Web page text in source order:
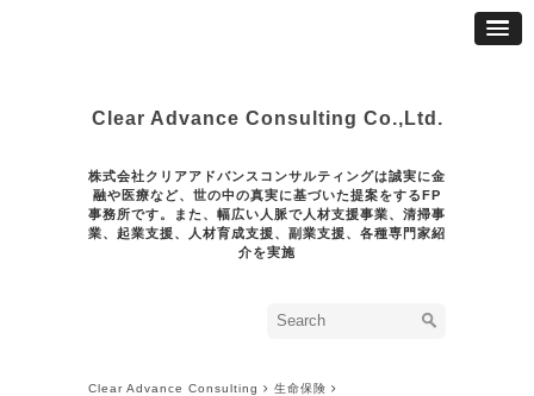
Clear Advance Consulting Co.,Ltd.
株式会社クリアアドバンスコンサルティングは誠実に金
融や医療など、世の中の真実に基づいた提案をするFP
事務所です。また、幅広い人脈で人材支援事業、清掃事
業、起業支援、人材育成支援、副業支援、各種専門家紹
介を実施
Clear Advance Consulting 生命保険